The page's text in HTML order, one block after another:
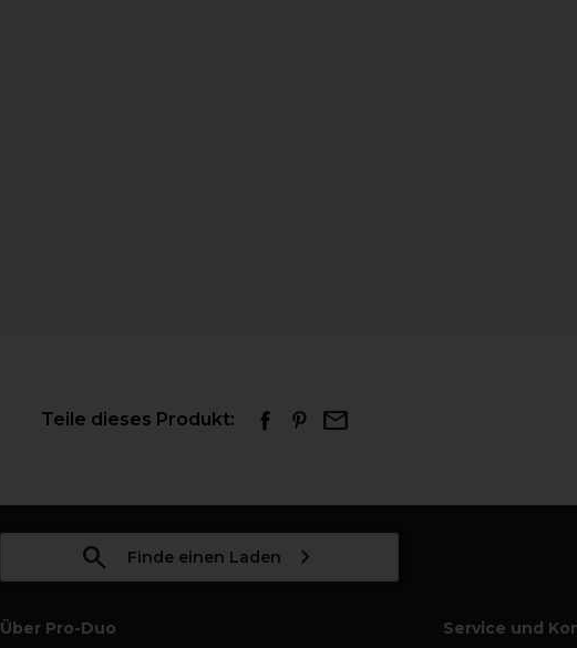
Teile dieses Produkt:
Finde einen Laden
Über Pro-Duo
Service und